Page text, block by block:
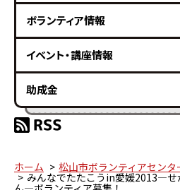
ボランティア情報
イベント・講座情報
助成金
ホーム 松山市ボランティアセンタ
みんなでたたこうin愛媛2013―せ